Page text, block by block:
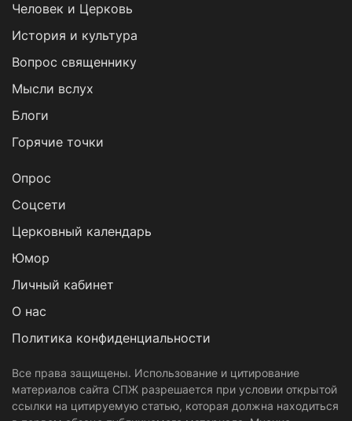
Человек и Церковь
История и культура
Вопрос священнику
Мысли вслух
Блоги
Горячие точки
Опрос
Cоцсети
Церковный календарь
Юмор
Личный кабинет
О нас
Политика конфиденциальности
Все права защищены. Использование и цитирование
материалов сайта СПЖ разрешается при условии открытой
ссылки на цитируемую статью, которая должна находиться